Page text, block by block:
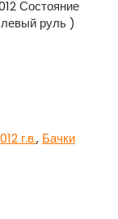
Состояние
руль )
г.в., Бачки